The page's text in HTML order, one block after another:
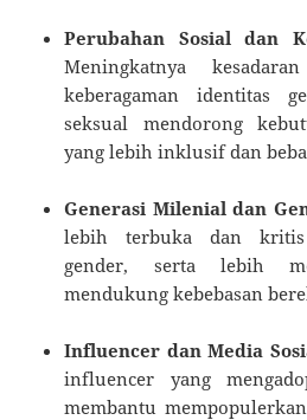
Perubahan Sosial dan
Meningkatnya
keberagaman identitas
seksual mendorong
yang lebih inklusif dan
Generasi Milenial dan
lebih terbuka dan kritis
gender, serta lebih
mendukung kebebasan
Influencer dan Media
influencer yang
membantu